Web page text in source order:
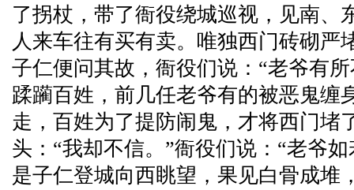
了拐杖，带了衙役绕城巡视，见南、
人来车往有买有卖。唯独西门砖砌严
子仁便问其故，衙役们说：“老爷有
蹂躏百姓，前几任老爷有的被恶鬼缠
走，百姓为了提防闹鬼，才将西门堵
头：“我却不信。”衙役们说：“老爷
是子仁登城向西眺望，果见白骨成堆